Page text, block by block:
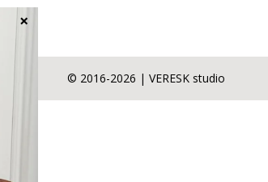
© 2016-2026 | VERESK studio
×